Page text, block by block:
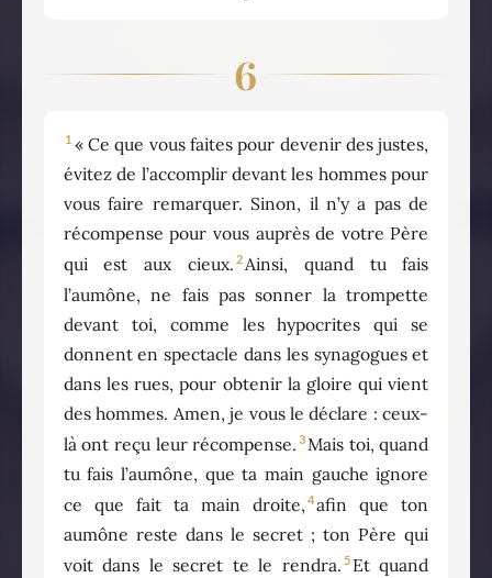
6
1 « Ce que vous faites pour devenir des justes,
évitez de l’accomplir devant les hommes pour
vous faire remarquer. Sinon, il n’y a pas de
récompense pour vous auprès de votre Père
qui est aux cieux. 2Ainsi, quand tu fais
l’aumône, ne fais pas sonner la trompette
devant toi, comme les hypocrites qui se
donnent en spectacle dans les synagogues et
dans les rues, pour obtenir la gloire qui vient
des hommes. Amen, je vous le déclare : ceux-
là ont reçu leur récompense. 3 Mais toi, quand
tu fais l’aumône, que ta main gauche ignore
ce que fait ta main droite, 4afin que ton
aumône reste dans le secret ; ton Père qui
voit dans le secret te le rendra. 5 Et quand